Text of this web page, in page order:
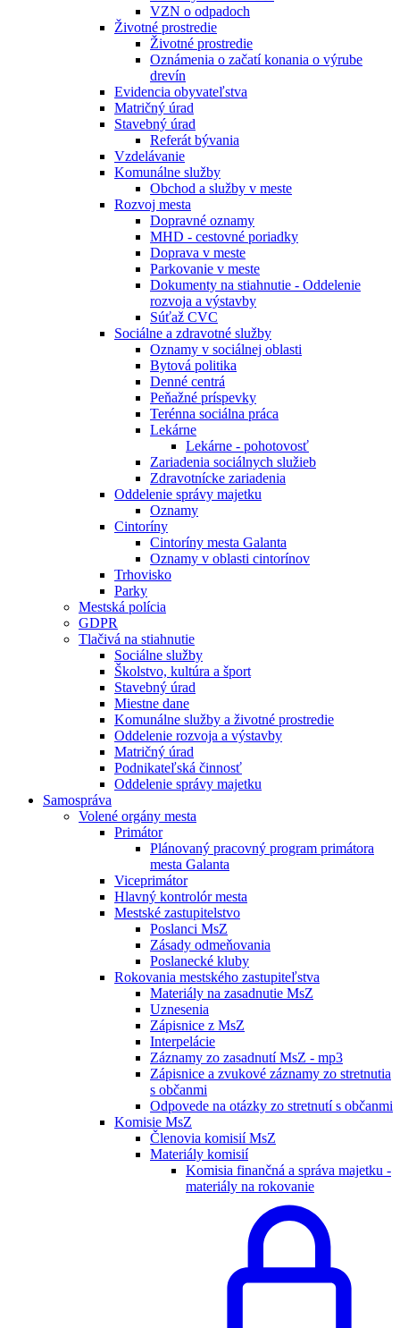
VZN o odpadoch
Životné prostredie
Životné prostredie
Oznámenia o začatí konania o výrube
drevín
Evidencia obyvateľstva
Matričný úrad
Stavebný úrad
Referát bývania
Vzdelávanie
Komunálne služby
Obchod a služby v meste
Rozvoj mesta
Dopravné oznamy
MHD - cestovné poriadky
Doprava v meste
Parkovanie v meste
Dokumenty na stiahnutie - Oddelenie
rozvoja a výstavby
Súťaž CVC
Sociálne a zdravotné služby
Oznamy v sociálnej oblasti
Bytová politika
Denné centrá
Peňažné príspevky
Terénna sociálna práca
Lekárne
Lekárne - pohotovosť
Zariadenia sociálnych služieb
Zdravotnícke zariadenia
Oddelenie správy majetku
Oznamy
Cintoríny
Cintoríny mesta Galanta
Oznamy v oblasti cintorínov
Trhovisko
Parky
Mestská polícia
GDPR
Tlačivá na stiahnutie
Sociálne služby
Školstvo, kultúra a šport
Stavebný úrad
Miestne dane
Komunálne služby a životné prostredie
Oddelenie rozvoja a výstavby
Matričný úrad
Podnikateľská činnosť
Oddelenie správy majetku
Samospráva
Volené orgány mesta
Primátor
Plánovaný pracovný program primátora
mesta Galanta
Viceprimátor
Hlavný kontrolór mesta
Mestské zastupitelstvo
Poslanci MsZ
Zásady odmeňovania
Poslanecké kluby
Rokovania mestského zastupiteľstva
Materiály na zasadnutie MsZ
Uznesenia
Zápisnice z MsZ
Interpelácie
Záznamy zo zasadnutí MsZ - mp3
Zápisnice a zvukové záznamy zo stretnutia
s občanmi
Odpovede na otázky zo stretnutí s občanmi
Komisie MsZ
Členovia komisií MsZ
Materiály komisií
Komisia finančná a správa majetku -
materiály na rokovanie